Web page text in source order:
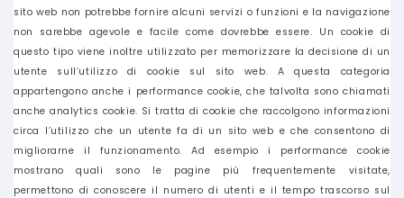
sito web non potrebbe fornire alcuni servizi o funzioni e la navigazione
non sarebbe agevole e facile come dovrebbe essere. Un cookie di
questo tipo viene inoltre utilizzato per memorizzare la decisione di un
utente sull’utilizzo di cookie sul sito web. A questa categoria
appartengono anche i performance cookie, che talvolta sono chiamati
anche analytics cookie. Si tratta di cookie che raccolgono informazioni
circa l’utilizzo che un utente fa di un sito web e che consentono di
migliorarne il funzionamento. Ad esempio i performance cookie
mostrano quali sono le pagine più frequentemente visitate,
permettono di conoscere il numero di utenti e il tempo trascorso sul